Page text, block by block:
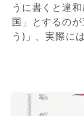
うに書くと違
国」とするの
う)」、実際に